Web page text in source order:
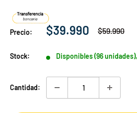
Precio:
Precio
venta
$39.990
Precio
$59.990
Stock: Disponibles (96
Cantidad: